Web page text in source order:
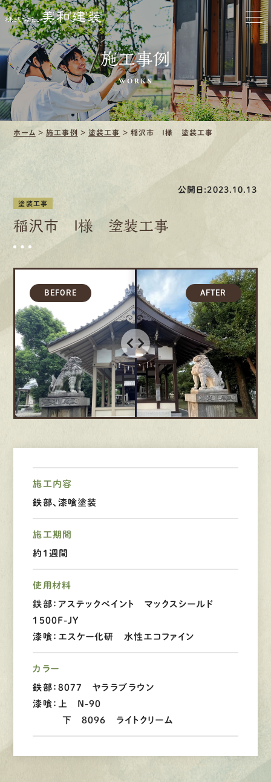
お家をきれいに
会社をきれいに
クリーニング
施工事例
採用情報
募集要項
先輩インタビュー
エントリー
有資格者が、無料建物診断いたします!!
0120-44-2605
施工事例
WORKS
ホーム >施工事例 >塗装工事 > 稲沢市 I様 塗装工事
公開日:2023.10.13
塗装工事
稲沢市 I様 塗装工事
施工内容
鉄部、漆喰塗装
施工期間
約１週間
使用材料
鉄部：アステックペイント マックスシールド
1500F-JY
漆喰：エスケー化研 水性エコファイン
カラー
鉄部：8077 ヤララブラウン
漆喰：上 N-90
下 8096 ライトクリーム